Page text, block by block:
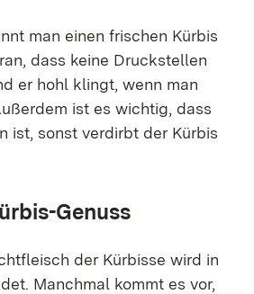
man einen frischen Kürbis
dass keine Druckstellen
er hohl klingt, wenn man
ist es wichtig, dass
ist, sonst verdirbt der Kürbis
Genuss
der Kürbisse wird in
Manchmal kommt es vor,